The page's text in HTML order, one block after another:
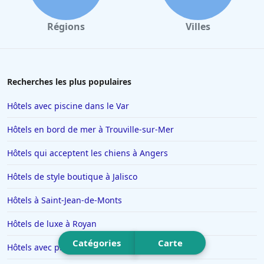
Hôtels à Cluny
Hôtels à Limoges
Hôtels à Antibes
Hôtels à Lille
Hôtels à Rome
Hôtels à Villeneuve-Loubet
Hôtels à La Barrière
Hôtels dans Vars
Catégories Carte
Régions Villes
Recherches les plus populaires
Hôtels avec piscine dans le Var
Hôtels en bord de mer à Trouville-sur-Mer
Hôtels qui acceptent les chiens à Angers
Hôtels de style boutique à Jalisco
Hôtels à Saint-Jean-de-Monts
Hôtels de luxe à Royan
Hôtels avec piscine à Sélestat